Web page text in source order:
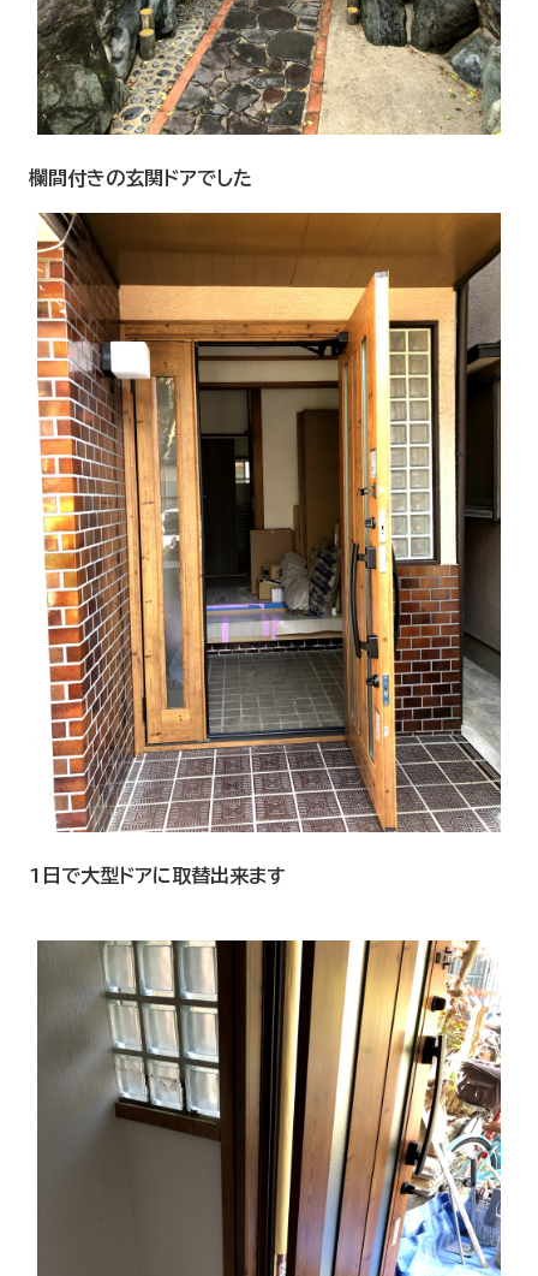
欄間付きの玄関ドアでした
1日で大型ドアに取替出来ます